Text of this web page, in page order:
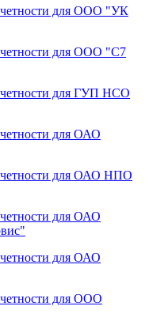
для ООО "УК
для ООО "С7
для ГУП НСО
для ОАО
для ОАО НПО
для ОАО
для ОАО
для ООО